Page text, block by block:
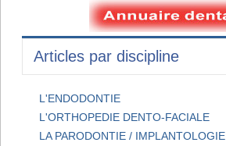
Articles par discipline
L'ENDODONTIE
L'ORTHOPEDIE DENTO-FACIALE
LA PARODONTIE / IMPLANTOLOGIE